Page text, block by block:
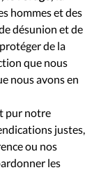
réveil
Monde
Aujourd'hui
Trait d'Ixène
hommes et des
désunion et de
de la
que nous
nous avons en
pur notre
justes,
ou nos
les